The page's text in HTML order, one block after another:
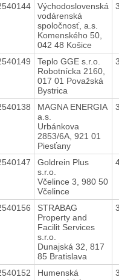
Východoslovenská
vodárenská
spoločnosť, a.s.
Komenského 50,
042 48 Košice
Teplo GGE s.r.o.
Robotnícka 2160,
017 01 Považská
Bystrica
MAGNA ENERGIA
a.s.
Urbánkova
2853/6A, 921 01
Piesťany
Goldrein Plus
s.r.o.
Včelince 3, 980 50
Včelince
STRABAG
Property and
Facilit Services
s.r.o.
Dunajská 32, 817
85 Bratislava
Humenská